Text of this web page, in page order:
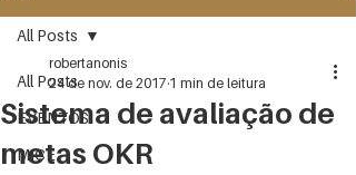
All Posts
EVENTOS
MICE
All Posts
Sistema de avaliação de
metas OKR
robertanonis
24 de nov. de 2017 1 min de leitura